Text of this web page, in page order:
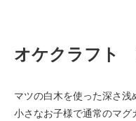
オケクラフト
マツの白木を使った深さ浅
小さなお子様で通常のマ